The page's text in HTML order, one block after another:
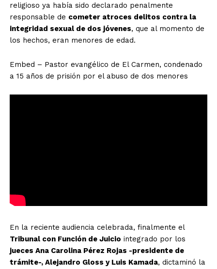
religioso ya había sido declarado penalmente
responsable de cometer atroces delitos contra la
integridad sexual de dos jóvenes, que al momento de
los hechos, eran menores de edad.
Embed – Pastor evangélico de El Carmen, condenado
a 15 años de prisión por el abuso de dos menores
En la reciente audiencia celebrada, finalmente el
Tribunal con Función de Juicio integrado por los
jueces Ana Carolina Pérez Rojas -presidente de
trámite-, Alejandro Gloss y Luis Kamada, dictaminó la